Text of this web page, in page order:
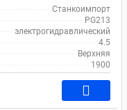
Станкоимпорт
PG213
электрогидравлический
4.5
Верхняя
1900